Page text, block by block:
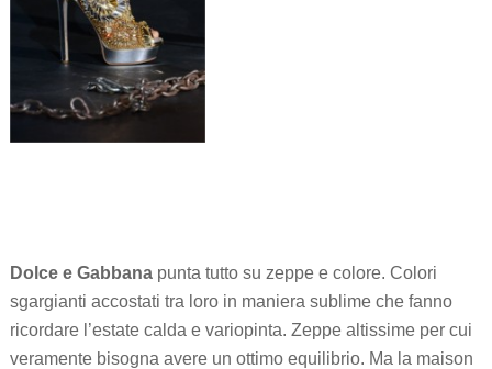
Dolce e Gabbana punta tutto su zeppe e colore. Colori
sgargianti accostati tra loro in maniera sublime che fanno
ricordare l’estate calda e variopinta. Zeppe altissime per cui
veramente bisogna avere un ottimo equilibrio. Ma la maison